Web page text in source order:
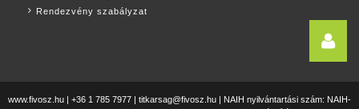
Rendezvény szabályzat
www.fivosz.hu | +36 1 785 7977 | titkarsag@fivosz.hu | NAIH nyilvántartási szám: NAIH-